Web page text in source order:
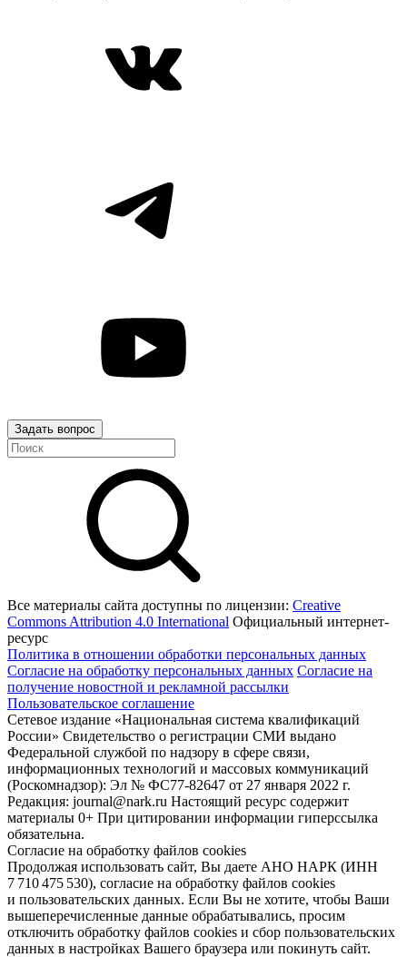
Задать вопрос
Все материалы сайта доступны по лицензии: Creative
Commons Attribution 4.0 International Официальный интернет-
ресурс
Политика в отношении обработки персональных данных
Согласие на обработку персональных данных Согласие на
получение новостной и рекламной рассылки
Пользовательское соглашение
Сетевое издание «Национальная система квалификаций
России» Свидетельство о регистрации СМИ выдано
Федеральной службой по надзору в сфере связи,
информационных технологий и массовых коммуникаций
(Роскомнадзор): Эл № ФС77-82647 от 27 января 2022 г.
Редакция: journal@nark.ru Настоящий ресурс содержит
материалы 0+ При цитировании информации гиперссылка
обязательна.
Согласие на обработку файлов cookies
Продолжая использовать сайт, Вы даете АНО НАРК (ИНН
7 710 475 530), согласие на обработку файлов cookies
и пользовательских данных. Если Вы не хотите, чтобы Ваши
вышеперечисленные данные обрабатывались, просим
отключить обработку файлов cookies и сбор пользовательских
данных в настройках Вашего браузера или покинуть сайт.